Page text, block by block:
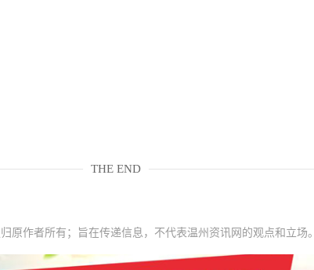
THE END
原作者所有；旨在传递信息，不代表温州资讯网的观点和立场。